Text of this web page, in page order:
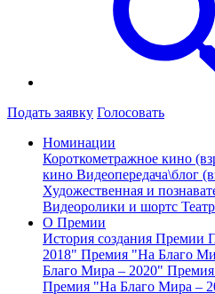
Подать заявку Голосовать
Номинации
Короткометражное кино
кино Видеопередача\блог
Художественная и
Видеоролики и шортс Театр
О Премии
История создания Премии
2018" Премия "На Благо
Благо Мира – 2020"
Премия "На Благо Мира –